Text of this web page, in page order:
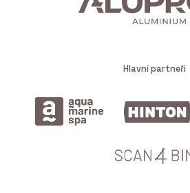
Hlavní partneři